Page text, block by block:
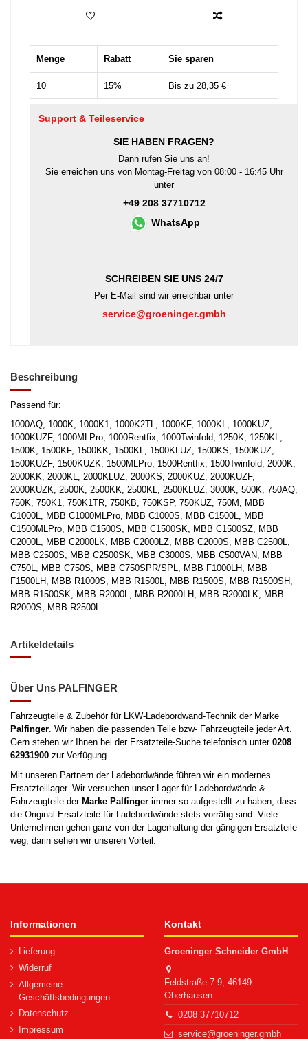
Menge Rabatt Sie sparen
10 15% Bis zu 28,35 €
Support & Teileservice
SIE HABEN FRAGEN?
Dann rufen Sie uns an!
Sie erreichen uns von Montag-Freitag von 08:00 - 16:45 Uhr
unter
+49 208 37710712
WhatsApp
SCHREIBEN SIE UNS 24/7
Per E-Mail sind wir erreichbar unter
service@groeninger.gmbh
Beschreibung
Passend für:
1000AQ, 1000K, 1000K1, 1000K2TL, 1000KF, 1000KL, 1000KUZ,
1000KUZF, 1000MLPro, 1000Rentfix, 1000Twinfold, 1250K, 1250KL,
1500K, 1500KF, 1500KK, 1500KL, 1500KLUZ, 1500KS, 1500KUZ,
1500KUZF, 1500KUZK, 1500MLPro, 1500Rentfix, 1500Twinfold, 2000K,
2000KK, 2000KL, 2000KLUZ, 2000KS, 2000KUZ, 2000KUZF,
2000KUZK, 2500K, 2500KK, 2500KL, 2500KLUZ, 3000K, 500K, 750AQ,
750K, 750K1, 750K1TR, 750KB, 750KSP, 750KUZ, 750M, MBB
C1000L, MBB C1000MLPro, MBB C1000S, MBB C1500L, MBB
C1500MLPro, MBB C1500S, MBB C1500SK, MBB C1500SZ, MBB
C2000L, MBB C2000LK, MBB C2000LZ, MBB C2000S, MBB C2500L,
MBB C2500S, MBB C2500SK, MBB C3000S, MBB C500VAN, MBB
C750L, MBB C750S, MBB C750SPR/SPL, MBB F1000LH, MBB
F1500LH, MBB R1000S, MBB R1500L, MBB R1500S, MBB R1500SH,
MBB R1500SK, MBB R2000L, MBB R2000LH, MBB R2000LK, MBB
R2000S, MBB R2500L
Artikeldetails
Über Uns PALFINGER
Fahrzeugteile & Zubehör für LKW-Ladebordwand-Technik der Marke
Palfinger . Wir haben die passenden Teile bzw- Fahrzeugteile jeder Art.
Gern stehen wir Ihnen bei der Ersatzteile-Suche telefonisch unter 0208
62931900 zur Verfügung.
Mit unseren Partnern der Ladebordwände führen wir ein modernes
Ersatzteillager. Wir versuchen unser Lager für Ladebordwände &
Fahrzeugteile der Marke Palfinger immer so aufgestellt zu haben, dass
die Original-Ersatzteile für Ladebordwände stets vorrätig sind. Viele
Unternehmen gehen ganz von der Lagerhaltung der gängigen Ersatzteile
weg, darin sehen wir unseren Vorteil.
Informationen
Lieferung
Widerruf
Allgemeine
Geschäftsbedingungen
Datenschutz
Impressum
Kontakt
Groeninger Schneider GmbH
Feldstraße 7-9, 46149
Oberhausen
0208 37710712
service@groeninger.gmbh